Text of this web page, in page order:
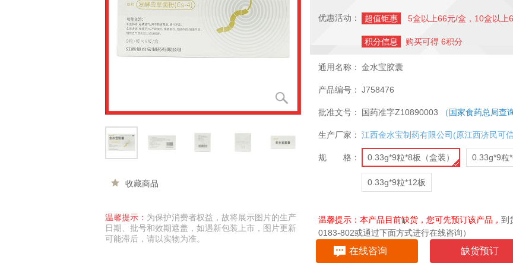
收藏商品
温馨提示： 为保护消费者权益，故将展示图片的生产
日期、批号和效期遮盖，如遇新包装上市，图片更新
可能滞后，请以实物为准。
优惠活动： 超值钜惠 5盒以上66元/盒，10盒以上
积分信息 购买可得 6积分
通用名称： 金水宝胶囊
产品编号： J758476
批准文号： 国药准字Z10890003 （国家食药总局查
生产厂家： 江西金水宝制药有限公司(原江西济民可
规 格： 0.33g*9粒*8板（盒装） 0.33g*9粒
0.33g*9粒*12板
温馨提示：本产品目前缺货，您可先预订该产品， 到
0183-802或通过下面方式进行在线咨询）
在线咨询 缺货预订